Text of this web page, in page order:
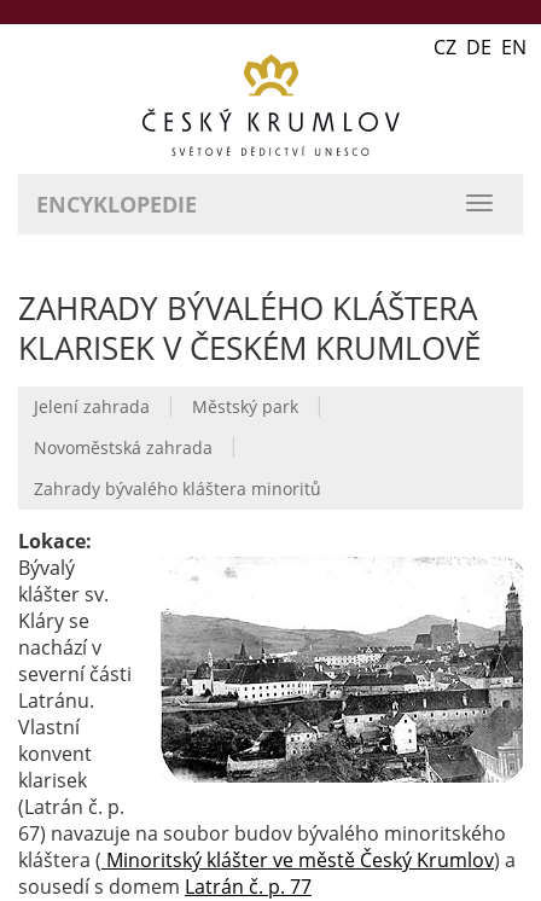
CZ DE EN
ENCYKLOPEDIE
ZAHRADY BÝVALÉHO KLÁŠTERA
KLARISEK V ČESKÉM KRUMLOVĚ
Jelení zahrada | Městský park |
Novoměstská zahrada |
Zahrady bývalého kláštera minoritů
Lokace:
Bývalý
klášter sv.
Kláry se
nachází v
severní části
Latránu.
Vlastní
konvent
klarisek
(Latrán č. p.
67) navazuje na soubor budov bývalého minoritského
kláštera ( Minoritský klášter ve městě Český Krumlov) a
sousedí s domem Latrán č. p. 77